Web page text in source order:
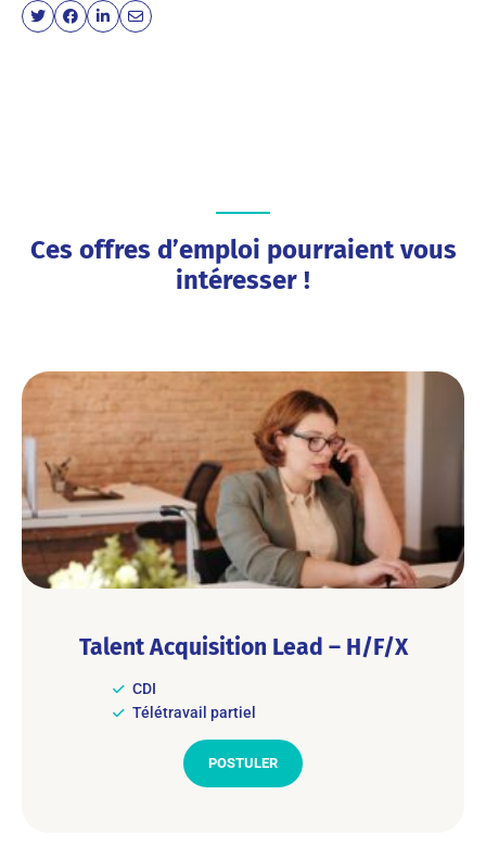
Ces offres d’emploi pourraient vous
intéresser !
Talent Acquisition Lead – H/F/X
CDI
Télétravail partiel
POSTULER